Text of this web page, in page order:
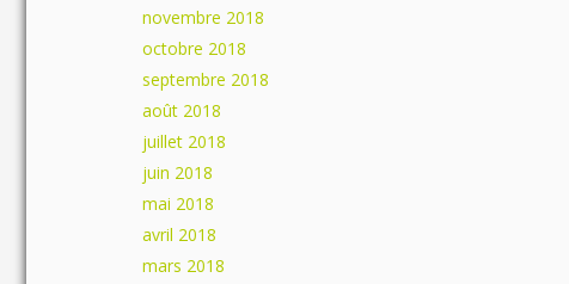
novembre 2018
octobre 2018
septembre 2018
août 2018
juillet 2018
juin 2018
mai 2018
avril 2018
mars 2018